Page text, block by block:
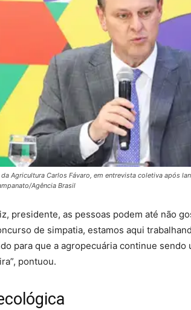
Agricultura Carlos Fávaro, em entrevista coletiva após
Agência Brasil
presidente, as pessoas podem até não
de simpatia, estamos aqui
para que a agropecuária continue sendo
pontuou.